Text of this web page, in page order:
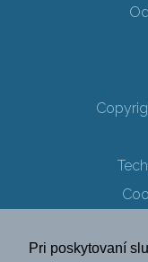
Pri poskytovaní